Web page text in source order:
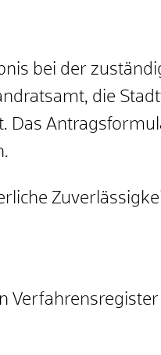
bei der
die
Das
Verfahrensregister